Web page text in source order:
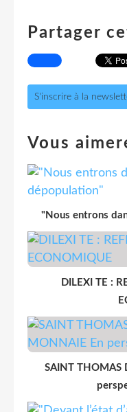
Partager
S'inscrire à la
Vous
"Nous entrons
DILEXI TE :
SAINT THOMAS